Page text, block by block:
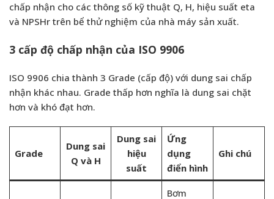
chấp nhận cho các thông số kỹ thuật Q, H, hiệu suất eta
và NPSHr trên bể thử nghiệm của nhà máy sản xuất.
3 cấp độ chấp nhận của ISO 9906
ISO 9906 chia thành 3 Grade (cấp độ) với dung sai chấp
nhận khác nhau. Grade thấp hơn nghĩa là dung sai chặt
hơn và khó đạt hơn.
Grade
Dung sai
Q và H
Dung sai
hiệu
suất
Ứng
dụng
điển hình
Ghi chú
Bơm